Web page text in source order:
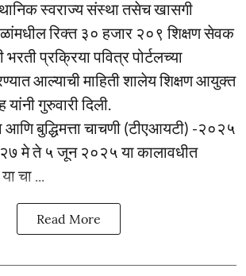
स्वराज्य संस्था तसेच खासगी
रिक्त ३० हजार २०९ शिक्षण सेवक
प्रक्रिया पवित्र पोर्टलच्या
आल्याची माहिती शालेय शिक्षण आयुक्त
गुरुवारी दिली.
आणि बुद्धिमत्ता चाचणी (टीएआयटी) -२०२५
मे ते ५ जून २०२५ या कालावधीत
चा ...
Read More